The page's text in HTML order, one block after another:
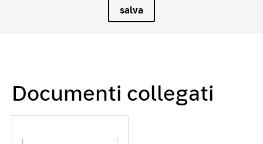
salva
Documenti collegati